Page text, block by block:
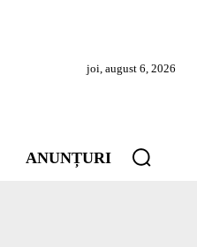
joi, august 6, 2026
ANUNȚURI